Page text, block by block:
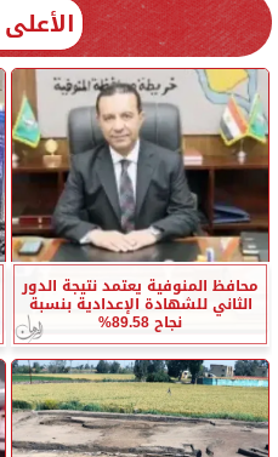
محافظ المنوفية يعتمد نتيجة الدور
الثاني للشهادة الإعدادية بنسبة
نجاح 89.58%